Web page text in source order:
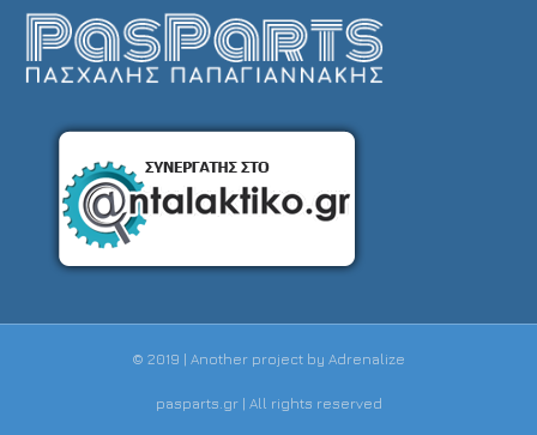
© 2019 | Another project by Adrenalize
pasparts.gr | All rights reserved